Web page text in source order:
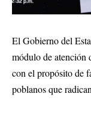
El Gobierno del
módulo de
con el propósito de
poblanos que